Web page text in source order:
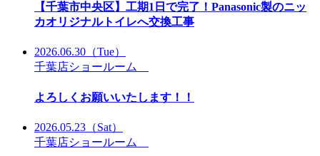
【千葉市中央区】工期1日で完了！Panasonic製のニッ
カオリジナルトイレへ交換工事
2026.06.30 （Tue）
千葉店ショールーム
よろしくお願いいたします！！
2026.05.23 （Sat）
千葉店ショールーム